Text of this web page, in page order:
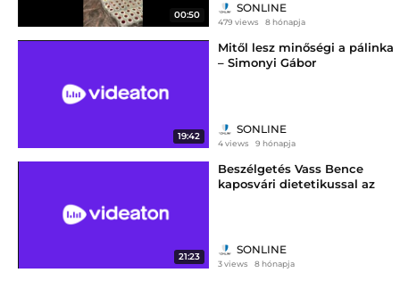
00:50
SONLINE
479 views 8 hónapja
19:42
Mitől lesz minőségi a pálinka
– Simonyi Gábor
SONLINE
4 views 9 hónapja
21:23
Beszélgetés Vass Bence
kaposvári dietetikussal az
SONLINE
3 views 8 hónapja